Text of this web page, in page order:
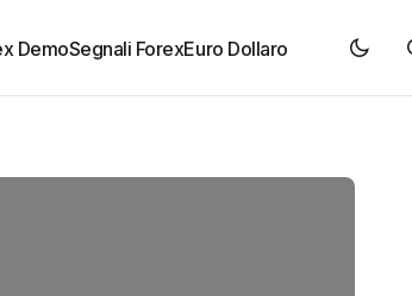
DemoSegnali ForexEuro Dollaro